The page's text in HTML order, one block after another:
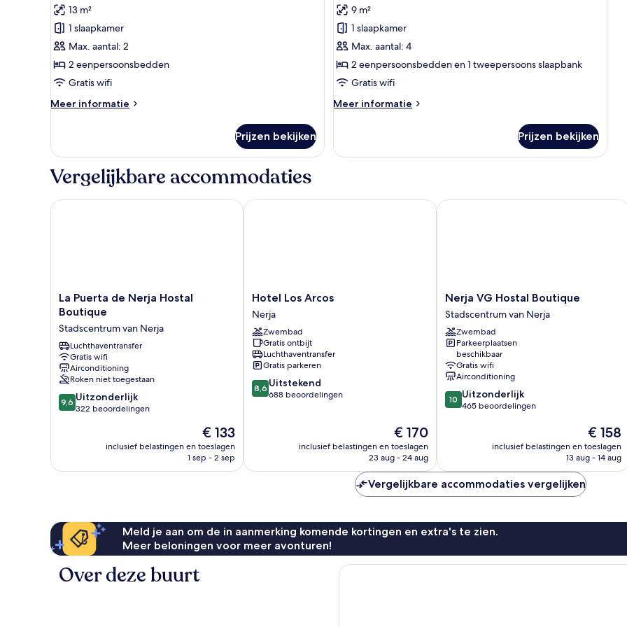
voor
Superior
studio
laden
13 m²
1 slaapkamer
Max. aantal: 2
2 eenpersoonsbedden
Gratis wifi
Meer informatie
Meer
studio
Prijzen bekijken
voor
Familie
studio
laden
9 m²
1 slaapkamer
Max. aantal: 4
2 eenpersoonsbedden en 1 tweepersoons slaapbank
Gratis wifi
Meer informatie
Meer
studio
Prijzen bekijken
Vergelijkbare accommodaties
La
Puerta
Nerja
Hostal
Boutique
Stadscentrum
van
Nerja
La Puerta de Nerja Hostal
Boutique
Stadscentrum van Nerja
Luchthaventransfer
Gratis wifi
Airconditioning
Roken niet toegestaan
9.6
van
9,6 Uitzonderlijk
322 beoordelingen
De
prijs
is
€ 133
inclusief belastingen en toeslagen
1 sep - 2 sep
La Puerta de Nerja Hostal Boutique
Hotel
Los
Arcos
Nerja
Hotel Los Arcos
Nerja
Zwembad
Gratis ontbijt
Luchthaventransfer
Gratis parkeren
8.6
van
beoordelingen
8,6 Uitstekend
688 beoordelingen
De
prijs
is
€ 170
inclusief belastingen en toeslagen
23 aug - 24 aug
Hotel Los Arcos
Nerja
VG
Hostal
Boutique
Stadscentrum
van
Nerja
Nerja VG Hostal Boutique
Stadscentrum van Nerja
Zwembad
Parkeerplaatsen
beschikbaar
Gratis wifi
Airconditioning
10.0
van
10 Uitzonderlijk
465 beoordelingen
De
prijs
is
€ 158
inclusief belastingen en toeslagen
13 aug - 14 aug
Nerja VG Hostal Boutique
Vergelijkbare accommodaties vergelijken
Meld je aan om de in aanmerking komende kortingen en extra's te zien.
Meer beloningen voor meer avonturen!
Over deze buurt